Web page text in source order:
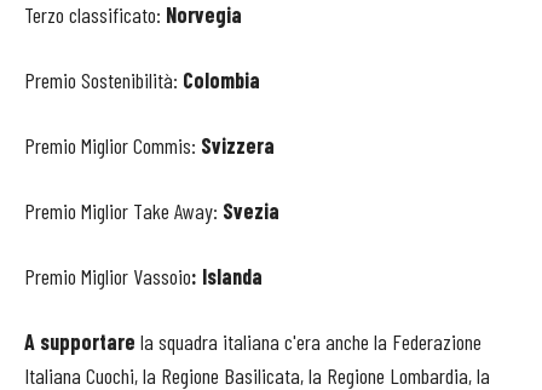
Terzo classificato: Norvegia
Premio Sostenibilità: Colombia
Premio Miglior Commis: Svizzera
Premio Miglior Take Away: Svezia
Premio Miglior Vassoio: Islanda
A supportare la squadra italiana c'era anche la Federazione
Italiana Cuochi, la Regione Basilicata, la Regione Lombardia, la